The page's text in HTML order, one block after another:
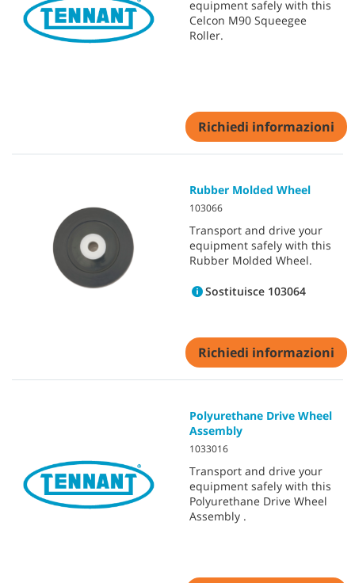
equipment safely with this
Celcon M90 Squeegee
Roller.
Richiedi informazioni
Rubber Molded Wheel
103066
Transport and drive your
equipment safely with this
Rubber Molded Wheel.
Sostituisce 103064
Richiedi informazioni
Polyurethane Drive Wheel
Assembly
1033016
Transport and drive your
equipment safely with this
Polyurethane Drive Wheel
Assembly .